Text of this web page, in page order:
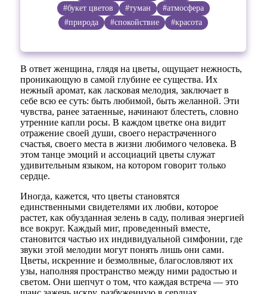
#букет цветов
#туман
#атмосфера
#природа
#спокойствие #красота
В ответ женщина, глядя на цветы, ощущает нежность,
проникающую в самой глубине ее существа. Их
нежный аромат, как ласковая мелодия, заключает в
себе всю ее суть: быть любимой, быть желанной. Эти
чувства, ранее затаенные, начинают блестеть, словно
утренние капли росы. В каждом цветке она видит
отражение своей души, своего нерастраченного
счастья, своего места в жизни любимого человека. В
этом танце эмоций и ассоциаций цветы служат
удивительным языком, на котором говорит только
сердце.
Иногда, кажется, что цветы становятся
единственными свидетелями их любви, которое
растет, как обузданная зелень в саду, поливая энергией
все вокруг. Каждый миг, проведенный вместе,
становится частью их индивидуальной симфонии, где
звуки этой мелодии могут понять лишь они сами.
Цветы, искренние и безмолвные, благословляют их
узы, наполняя пространство между ними радостью и
светом. Они шепчут о том, что каждая встреча — это